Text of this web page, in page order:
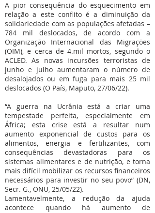
A pior consequência do esquecimento em
relação a este conflito é a diminuição da
solidariedade com as populações afetadas –
784 mil deslocados, de acordo com a
Organização Internacional das Migrações
(OIM), e cerca de 4.mil mortos, segundo o
ACLED. As novas incursões terroristas de
junho e julho aumentaram o número de
desalojados ou em fuga para mais 25 mil
deslocados (O País, Maputo, 27/06/22).
“A guerra na Ucrânia está a criar uma
tempestade perfeita, especialmente em
África; esta crise está a resultar num
aumento exponencial de custos para os
alimentos, energia e fertilizantes, com
consequências devastadoras para os
sistemas alimentares e de nutrição, e torna
mais difícil mobilizar os recursos financeiros
necessários para investir no seu povo” (DN,
Secr. G., ONU, 25/05/22).
Lamentavelmente, a redução da ajuda
acontece quando há aumento de